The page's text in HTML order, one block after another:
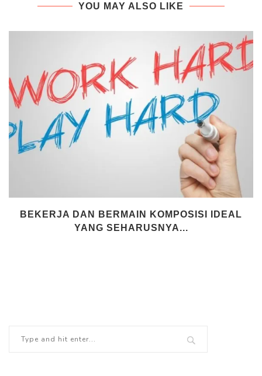
YOU MAY ALSO LIKE
BEKERJA DAN BERMAIN KOMPOSISI IDEAL
YANG SEHARUSNYA...